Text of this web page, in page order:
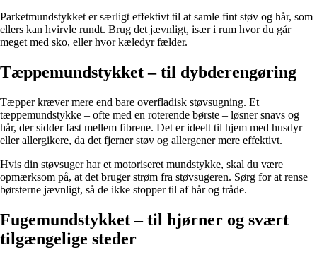
Parketmundstykket er særligt effektivt til at samle fint støv og hår, som
ellers kan hvirvle rundt. Brug det jævnligt, især i rum hvor du går
meget med sko, eller hvor kæledyr fælder.
Tæppemundstykket – til dybderengøring
Tæpper kræver mere end bare overfladisk støvsugning. Et
tæppemundstykke – ofte med en roterende børste – løsner snavs og
hår, der sidder fast mellem fibrene. Det er ideelt til hjem med husdyr
eller allergikere, da det fjerner støv og allergener mere effektivt.
Hvis din støvsuger har et motoriseret mundstykke, skal du være
opmærksom på, at det bruger strøm fra støvsugeren. Sørg for at rense
børsterne jævnligt, så de ikke stopper til af hår og tråde.
Fugemundstykket – til hjørner og svært
tilgængelige steder